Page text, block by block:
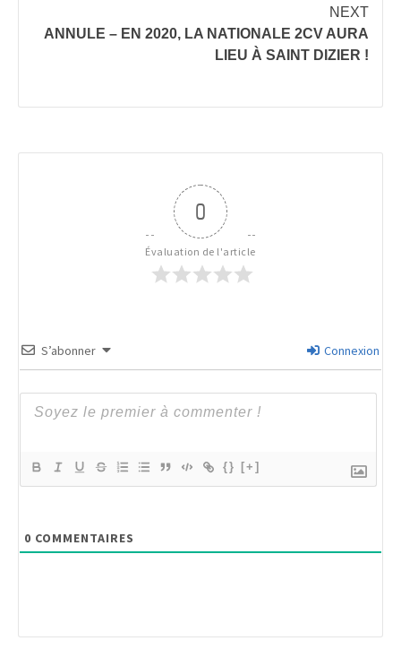
NEXT
ANNULE – EN 2020, LA NATIONALE 2CV AURA
LIEU À SAINT DIZIER !
0
Évaluation de l'article
S’abonner Connexion
{} [+]
0 COMMENTAIRES